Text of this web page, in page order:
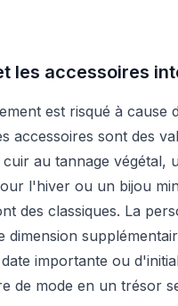
les accessoires
est risqué à cause
accessoires sont des
au tannage végétal,
l'hiver ou un bijou
des classiques. La
dimension
importante ou
de mode en un trésor